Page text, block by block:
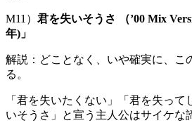
M11） 君を失いそうさ （’00 Mix
年)」
解説：どことなく、いや確実に、こ
る。
「君を失いたくない」「君を失っ
いそうさ」と宣う主人公はサイケな